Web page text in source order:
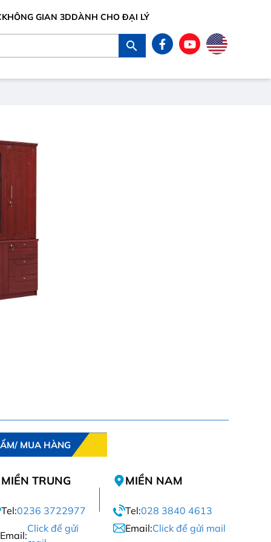
KHÔNG GIAN 3DDÀNH CHO ĐẠI LÝ
MUA HÀNG
MIỀN TRUNG
Tel:0236 3722977
Email:
Click để gửi
MIỀN NAM
Tel:028 3840 4613
Email:Click để gửi mail